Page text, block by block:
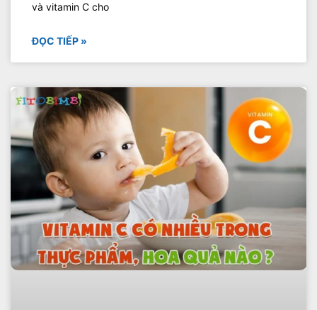
và vitamin C cho
ĐỌC TIẾP »